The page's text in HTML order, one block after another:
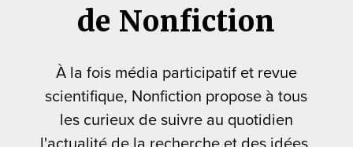
de Nonfiction
À la fois média participatif et revue
scientifique, Nonfiction propose à tous
les curieux de suivre au quotidien